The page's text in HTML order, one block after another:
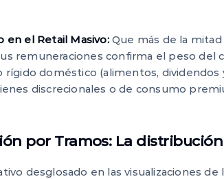
en el Retail Masivo:Que más de la
remuneraciones confirma el peso del
rígido doméstico (alimentos,
discrecionales o de consumo
por Tramos: La
desglosado en las visualizaciones